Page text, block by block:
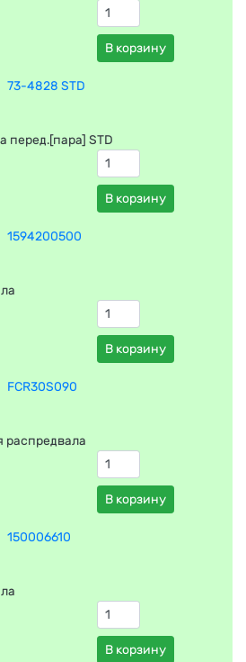
В корзину
73-4828 STD
перед.[пара] STD
В корзину
1594200500
В корзину
FCR30S090
распредвала
В корзину
150006610
В корзину